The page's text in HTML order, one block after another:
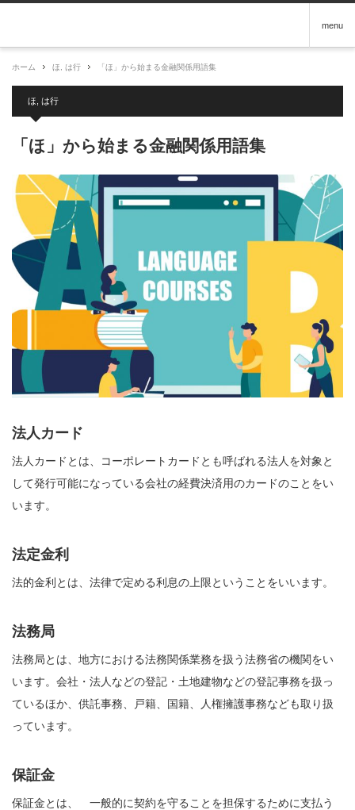
menu
ホーム ほ は行 「ほ」から始まる金融関係用語集
ほ は行
「ほ」から始まる金融関係用語集
法人カード
法人カードとは、コーポレートカードとも呼ばれる法人を対象と
して発行可能になっている会社の経費決済用のカードのことをい
います。
法定金利
法的金利とは、法律で定める利息の上限ということをいいます。
法務局
法務局とは、地方における法務関係業務を扱う法務省の機関をい
います。会社・法人などの登記・土地建物などの登記事務を扱っ
ているほか、供託事務、戸籍、国籍、人権擁護事務なども取り扱
っています。
保証金
保証金とは、 一般的に契約を守ることを担保するために支払う